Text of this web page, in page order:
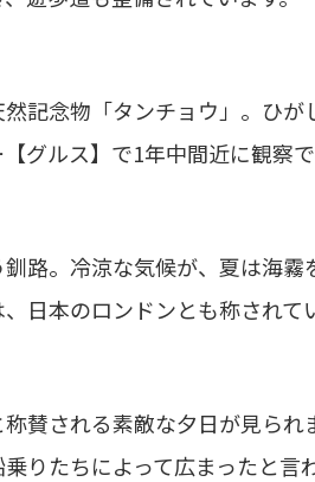
記念物「タンチョウ」。ひ
グルス】で1年中間近に観察で
路。冷涼な気候が、夏は海
日本のロンドンとも称されて
賛される素敵な夕日が見ら
りたちによって広まったと言